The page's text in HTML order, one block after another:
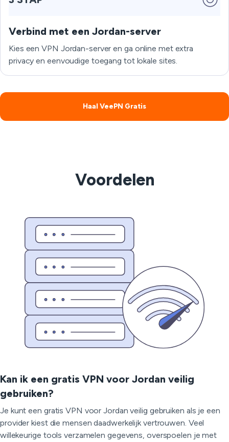
Verbind met een Jordan-server
Kies een VPN Jordan-server en ga online met extra
privacy en eenvoudige toegang tot lokale sites.
Haal VeePN Gratis
Voordelen
Kan ik een gratis VPN voor Jordan veilig
gebruiken?
Je kunt een gratis VPN voor Jordan veilig gebruiken als je een
provider kiest die mensen daadwerkelijk vertrouwen. Veel
willekeurige tools verzamelen gegevens, overspoelen je met